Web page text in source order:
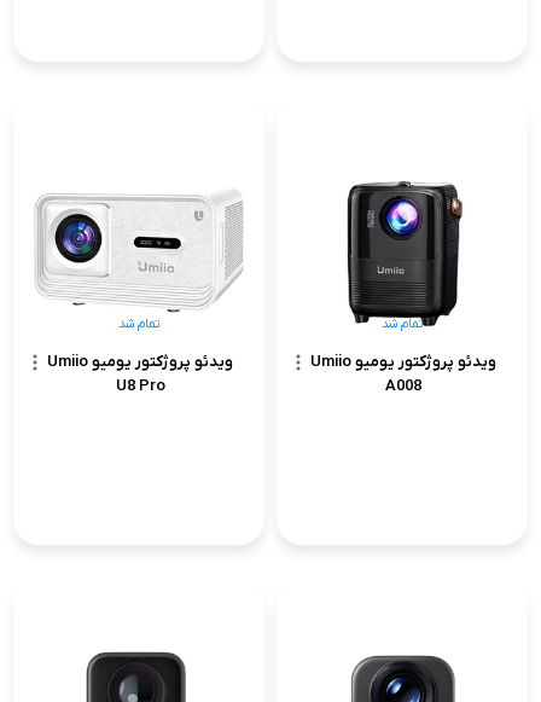
ویدئو پروژکتور یومیو Umiio
A008
تمام شد
ویدئو پروژکتور یومیو Umiio
U8 Pro
تمام شد